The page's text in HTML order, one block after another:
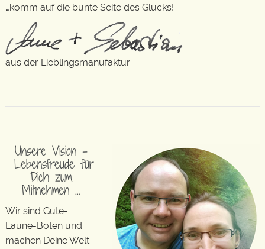
…komm auf die bunte Seite des Glücks!
aus der Lieblingsmanufaktur
Unsere Vision –
Lebensfreude für
Dich zum
Mitnehmen …
Wir sind Gute-
Laune-Boten und
machen Deine Welt